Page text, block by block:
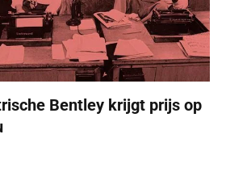
Bentley krijgt prijs op